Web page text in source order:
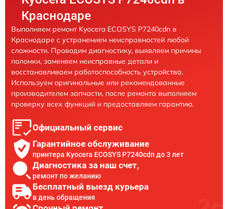
Краснодаре
Выполняем ремонт Kyocera ECOSYS P7240cdn в
Краснодаре с устранением неисправностей любой
сложности. Проводим диагностику, выявляем причины
поломки, заменяем неисправные детали и
восстанавливаем работоспособность устройства.
Используем оригинальные или рекомендованные
производителем запчасти, после ремонта выполняем
проверку всех функций и предоставляем гарантию.
Официальный сервис
Гарантийное обслуживание
принтера Kyocera ECOSYS P7240cdn до 3 лет
Диагностика за наш счет,
ремонт по желанию
Бесплатный выезд курьера
в день обращения